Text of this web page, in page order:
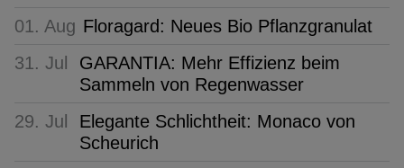
01. Aug Floragard: Neues Bio Pflanzgranulat
31. Jul
GARANTIA: Mehr Effizienz beim
Sammeln von Regenwasser
29. Jul
Elegante Schlichtheit: Monaco von
Scheurich